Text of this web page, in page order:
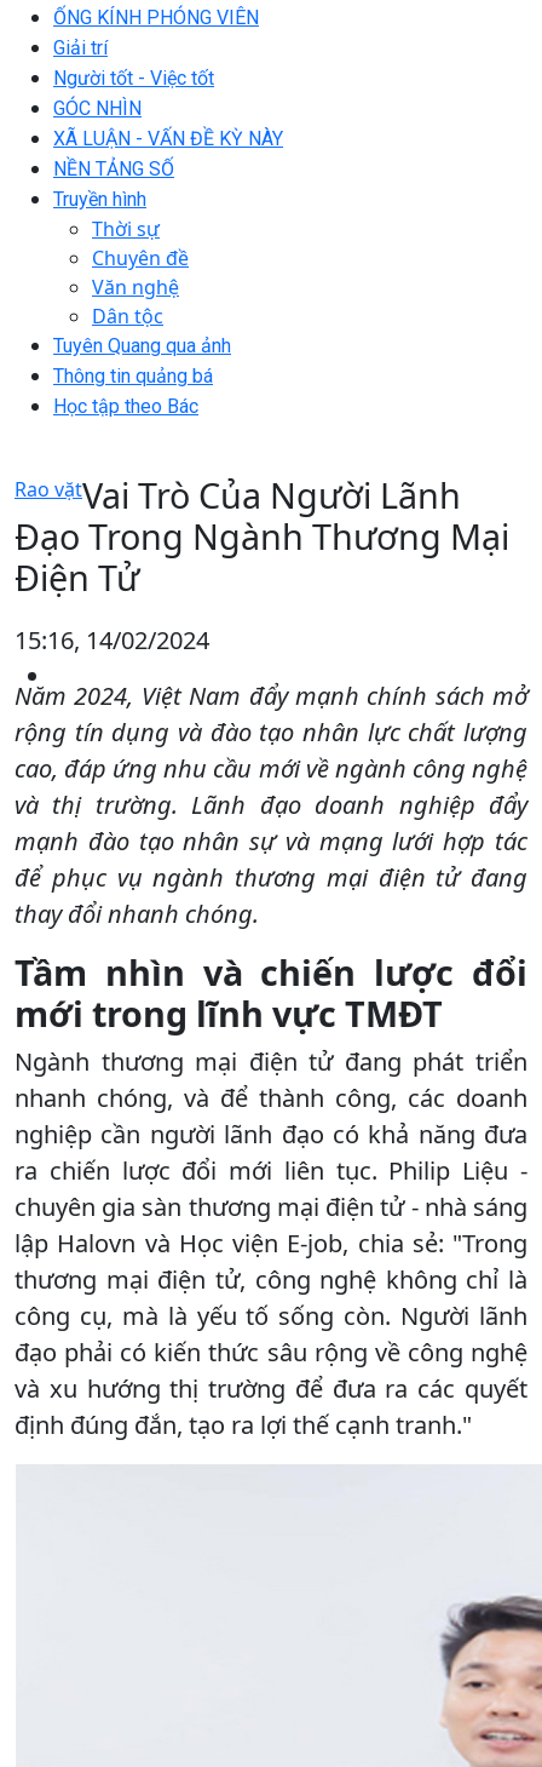
ỐNG KÍNH PHÓNG VIÊN
Giải trí
Người tốt - Việc tốt
GÓC NHÌN
XÃ LUẬN - VẤN ĐỀ KỲ NÀY
NỀN TẢNG SỐ
Truyền hình
Thời sự
Chuyên đề
Văn nghệ
Dân tộc
Tuyên Quang qua ảnh
Thông tin quảng bá
Học tập theo Bác
Rao vặtVai Trò Của Người Lãnh
Đạo Trong Ngành Thương Mại
Điện Tử
15:16, 14/02/2024
Năm 2024, Việt Nam đẩy mạnh chính sách mở
rộng tín dụng và đào tạo nhân lực chất lượng
cao, đáp ứng nhu cầu mới về ngành công nghệ
và thị trường. Lãnh đạo doanh nghiệp đẩy
mạnh đào tạo nhân sự và mạng lưới hợp tác
để phục vụ ngành thương mại điện tử đang
thay đổi nhanh chóng.
Tầm nhìn và chiến lược đổi
mới trong lĩnh vực TMĐT
Ngành thương mại điện tử đang phát triển
nhanh chóng, và để thành công, các doanh
nghiệp cần người lãnh đạo có khả năng đưa
ra chiến lược đổi mới liên tục. Philip Liệu -
chuyên gia sàn thương mại điện tử - nhà sáng
lập Halovn và Học viện E-job, chia sẻ: "Trong
thương mại điện tử, công nghệ không chỉ là
công cụ, mà là yếu tố sống còn. Người lãnh
đạo phải có kiến thức sâu rộng về công nghệ
và xu hướng thị trường để đưa ra các quyết
định đúng đắn, tạo ra lợi thế cạnh tranh."